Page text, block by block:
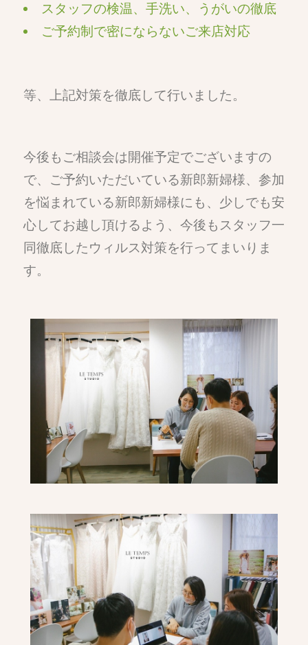
スタッフの検温、手洗い、うがいの徹底
ご予約制で密にならないご来店対応
等、上記対策を徹底して行いました。
今後もご相談会は開催予定でございますの
で、ご予約いただいている新郎新婦様、参加
を悩まれている新郎新婦様にも、 少しでも安
心してお越し頂けるよう 、今後もスタッフ一
同徹底したウィルス対策を行ってまいりま
す。